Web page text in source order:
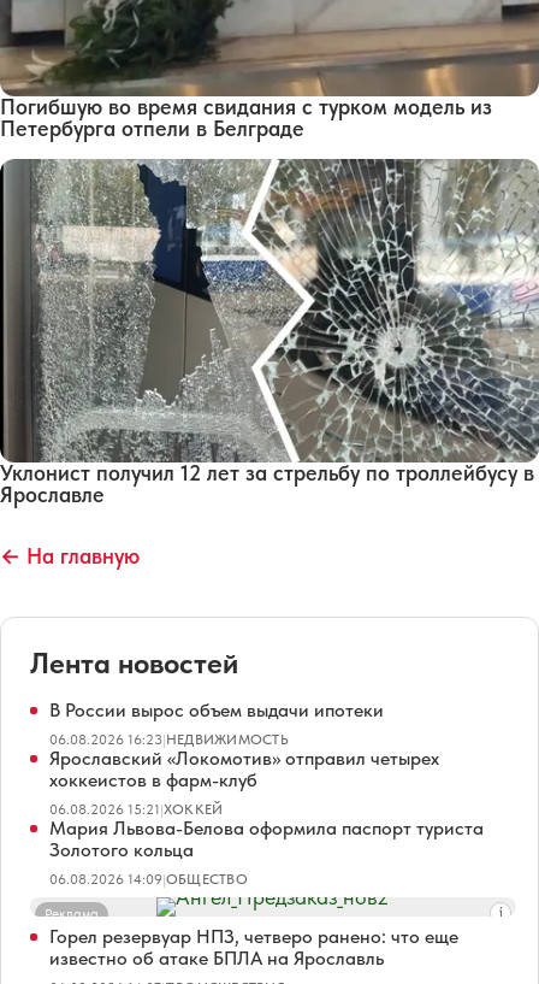
Погибшую во время свидания с турком модель из
Петербурга отпели в Белграде
Уклонист получил 12 лет за стрельбу по троллейбусу в
Ярославле
← На главную
Лента новостей
В России вырос объем выдачи ипотеки
06.08.2026 16:23|НЕДВИЖИМОСТЬ
Ярославский «Локомотив» отправил четырех
хоккеистов в фарм-клуб
06.08.2026 15:21|ХОККЕЙ
Мария Львова-Белова оформила паспорт туриста
Золотого кольца
06.08.2026 14:09|ОБЩЕСТВО
Реклама
Горел резервуар НПЗ, четверо ранено: что еще
известно об атаке БПЛА на Ярославль